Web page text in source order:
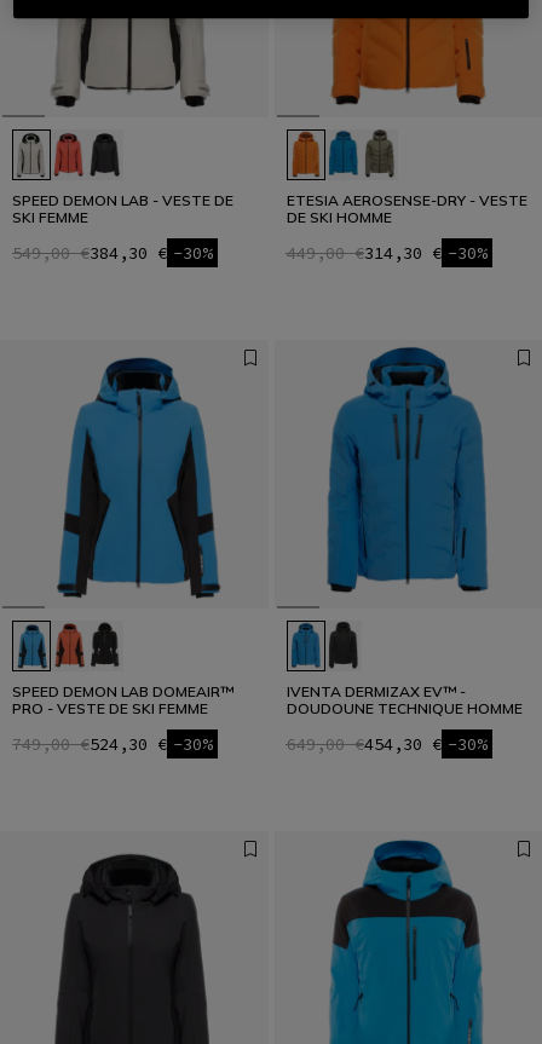
SPEED DEMON LAB - VESTE DE
SKI FEMME
549,00 €384,30 € -30%
ETESIA AEROSENSE-DRY - VESTE
DE SKI HOMME
449,00 €314,30 € -30%
SPEED DEMON LAB DOMEAIR™
PRO - VESTE DE SKI FEMME
749,00 €524,30 € -30%
IVENTA DERMIZAX EV™ -
DOUDOUNE TECHNIQUE HOMME
649,00 €454,30 € -30%